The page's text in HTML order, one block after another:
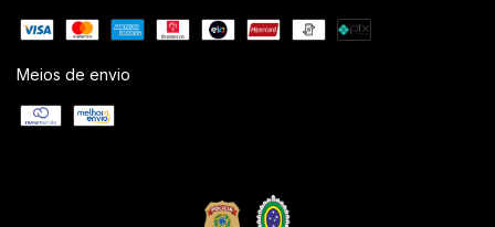
Meios de envio